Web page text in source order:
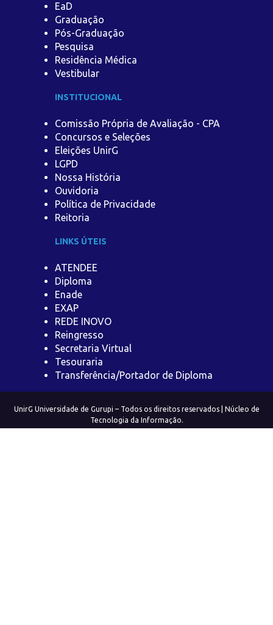
EaD
Graduação
Pós-Graduação
Pesquisa
Residência Médica
Vestibular
INSTITUCIONAL
Comissão Própria de Avaliação - CPA
Concursos e Seleções
Eleições UnirG
LGPD
Nossa História
Ouvidoria
Política de Privacidade
Reitoria
LINKS ÚTEIS
ATENDEE
Diploma
Enade
EXAP
REDE INOVO
Reingresso
Secretaria Virtual
Tesouraria
Transferência/Portador de Diploma
UnirG Universidade de Gurupi – Todos os direitos reservados | Núcleo de
Tecnologia da Informação.